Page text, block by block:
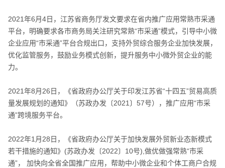
2021年6月4日，江苏省商务厅发文要求在省内推广应用常熟市采通
平台，明确要求各市商务局关注研究常熟“市采通”模式，引导中小微
企业应用“市采通”平台合规出口，支持外贸综合服务企业加快发展，
优化监管服务，鼓励业务模式创新，提升服务中小微外贸企业的能
力。
2021年8月26日，《省政府办公厅关于印发江苏省“十四五”贸易高质
量发展规划的通知》（苏政办发〔2021〕57号），推广应用“市采
通”跨境服务平台。
2022年1月28日，《省政府办公厅关于加快发展外贸新业态新模式
若干措施的通知》(苏政办发〔2022〕10号),做优做强常熟“市采
通”， 加快向全省全国推广应用，帮助中小微企业和个体工商户合规